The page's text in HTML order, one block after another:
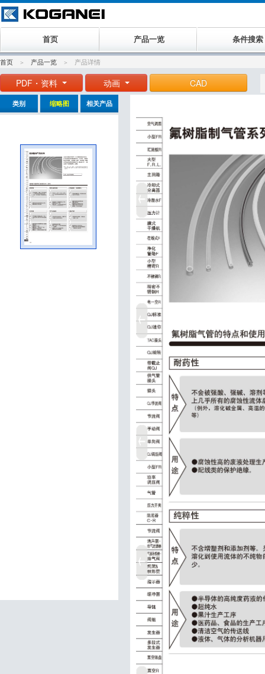
首页 产品一览 条件搜索
首页 产品一览 产品详情
PDF・资料 动画 CAD
类别 缩略图 相关产品